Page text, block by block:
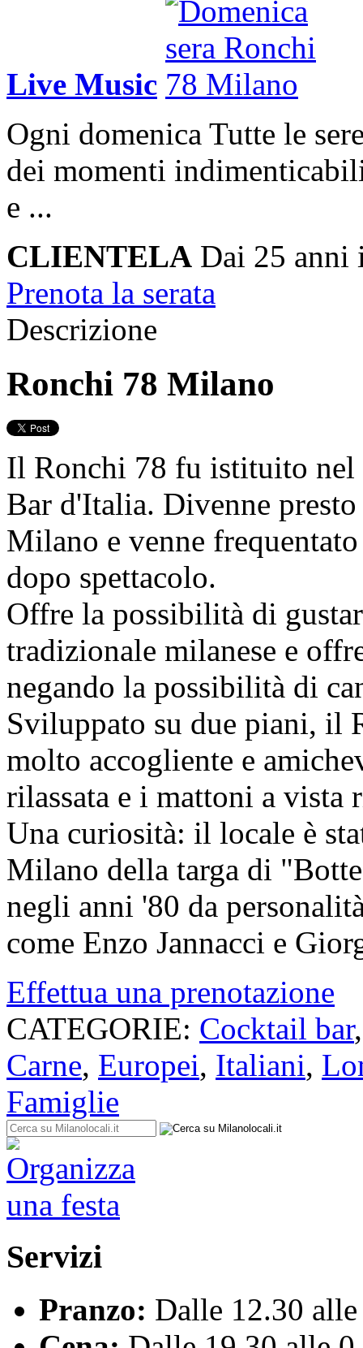
Live Music
Ogni domenica Tutte le
dei momenti
e ...
CLIENTELA Dai 25 anni
Prenota la serata
Descrizione
Ronchi 78 Milano
Il Ronchi 78 fu istituito nel
Bar d'Italia. Divenne
Milano e venne
dopo spettacolo.
Offre la possibilità di
tradizionale milanese e
negando la possibilità di
Sviluppato su due piani, il
molto accogliente e
rilassata e i mattoni a vista
Una curiosità: il locale è
Milano della targa di
negli anni '80 da
come Enzo Jannacci e
Effettua una prenotazione
CATEGORIE: Cocktail bar
Carne, Europei, Italiani,
Famiglie
Servizi
Pranzo: Dalle 12.30